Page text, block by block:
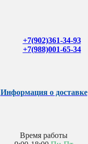
+7(902)361-34-93
+7(988)001-65-34
Информация о доставке
Время работы